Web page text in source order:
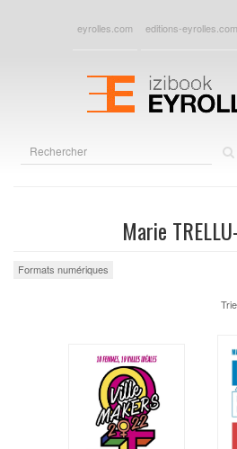
eyrolles.com editions-eyrolles.com
Marie
Formats numériques